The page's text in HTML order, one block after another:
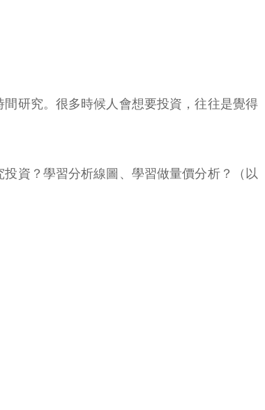
研究。很多時候人會想要投資，往往是覺得
資？學習分析線圖、學習做量價分析？（以